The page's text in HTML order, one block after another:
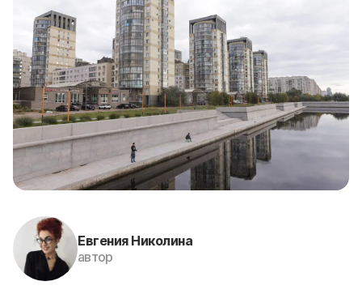
Евгения Николина
автор